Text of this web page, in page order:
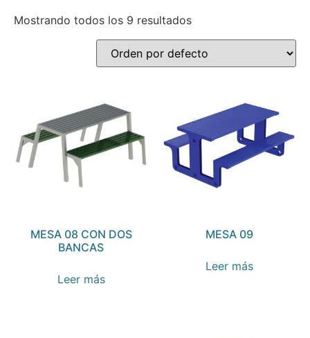
Mostrando todos los 9 resultados
MESA 08 CON DOS
BANCAS
Leer más
MESA 09
Leer más